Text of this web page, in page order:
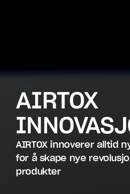
AIRTOX
AIRTOX innoverer alltid
for å skape nye
produkter